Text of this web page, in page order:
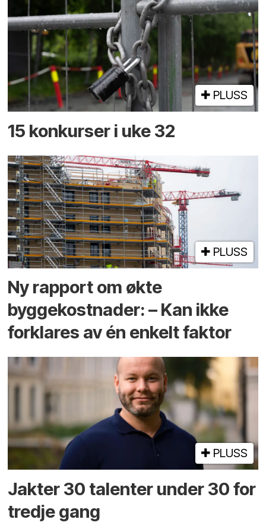
PLUSS
15 konkurser i uke 32
PLUSS
Ny rapport om økte
byggekostnader: – Kan ikke
forklares av én enkelt faktor
PLUSS
Jakter 30 talenter under 30 for
tredje gang